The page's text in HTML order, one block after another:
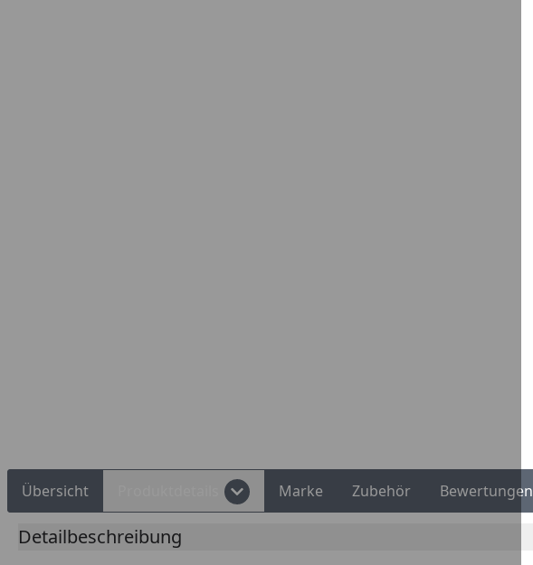
Übersicht Marke Zubehör Bewertungen
Detailbeschreibung